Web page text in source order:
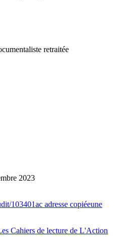
retraitée
2023
103401ac adresse copiéeune
Cahiers de lecture de L'Action